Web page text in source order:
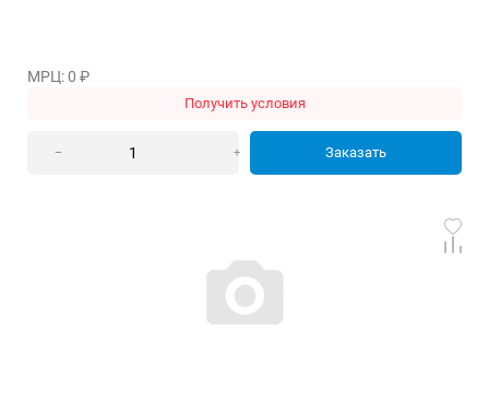
МРЦ: 0 ₽
Получить условия
– + Заказать